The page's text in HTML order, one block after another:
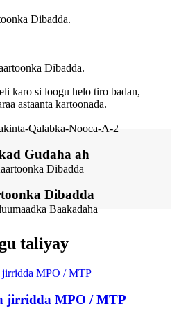
Dibadda.
Dibadda.
karo si loogu helo tiro badan,
astaanta kartoonada.
Gudaha ah
Dibadda
taliyay
jirridda MPO / MTP